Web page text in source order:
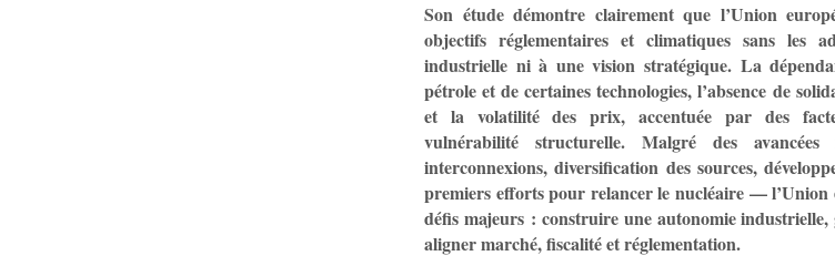
Son étude démontre clairement que l’Union
objectifs réglementaires et climatiques sans les
industrielle ni à une vision stratégique. La
pétrole et de certaines technologies, l’absence de
et la volatilité des prix, accentuée par des
vulnérabilité structurelle. Malgré des
interconnexions, diversification des sources,
premiers efforts pour relancer le nucléaire — l’Union
défis majeurs : construire une autonomie
aligner marché, fiscalité et réglementation.